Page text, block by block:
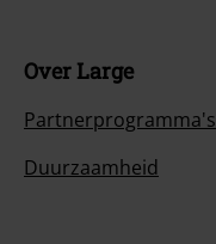
Over Large
Partnerprogramma's
Duurzaamheid